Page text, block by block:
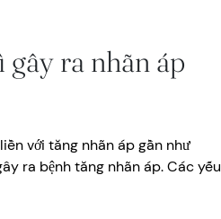
ra nhãn áp
với tăng nhãn áp gần như
ra bệnh tăng nhãn áp. Các yếu